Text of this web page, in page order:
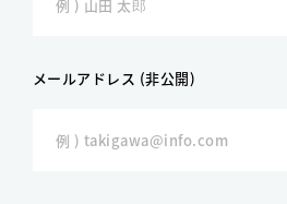
メールアドレス (非公開)